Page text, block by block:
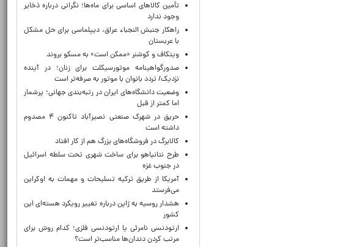
تأمین کالاهای اساسی برای ماه‌ها؛ نگرانی درباره ذخایر
وجود ندارد
راهکار جنبش النجباء عراق، دیپلماسی برای حل مشکل
با عربستان
ویتکاف و کوشنر «ممکن است» به مسکو بروند
صدورگواهینامه موتورسیکلت برای زنان؛ در آینده
نزدیک/ تردد بانوان با موتور به‌ صرفه‌تر است
وضعیت دانشگاه‌های ایران در رتبه‌بندی جهانی؛ پرشمار
اما کمتر از قبل
حریق در شهرک صنعتی نصیرآباد تاکنون ۴ مصدوم
داشته است
کالابرگ در فروشگاه‌های بزرگ هم از کار افتاد
طرح نتانیاهو برای ساخت شهری تحت سلطه اسرائیل
در جنوب غزه
آمریکا از طریق ترکیه تسلیحات و مهمات به اوکراین
می‌فرستد
هشدار روسیه به ژاپن درباره تغییر رویکرد هسته‌ای این
کشور
ارتودنسی نامرئی یا ارتودنسی فلزی؛ کدام روش برای
مرتب کردن دندان‌ها مناسب‌تر است؟